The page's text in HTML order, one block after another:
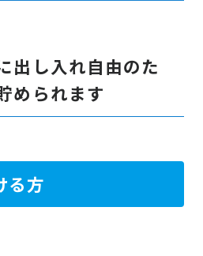
出し入れ自由のた
められます
る方